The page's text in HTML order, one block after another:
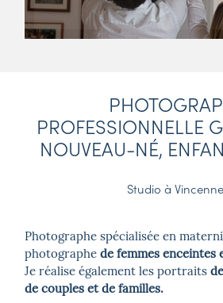
PROFESSIONNELLE
NOUVEAU-NÉ,
Studio à
Photographe spécialisée en
photographe de femmes enceintes
Je réalise également les portraits
de couples et de familles.